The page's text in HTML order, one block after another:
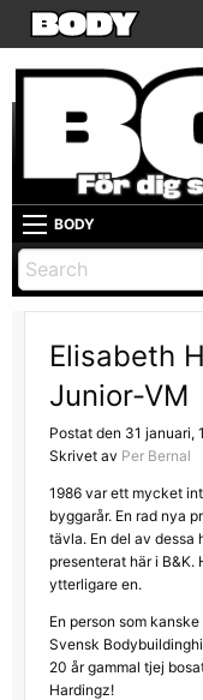
BODY
Elisabeth
Junior-VM
Postat den 31 januari,
Skrivet av Per Bernal
1986 var ett mycket
byggarår. En rad nya
tävla. En del av dessa
presenterat här i B&K.
ytterligare en.
En person som
Svensk
20 år gammal tjej
Hardingz!